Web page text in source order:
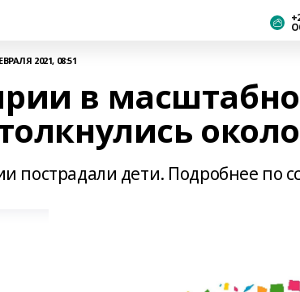
2021, 08:51
в
пострадали дети. Подробнее по